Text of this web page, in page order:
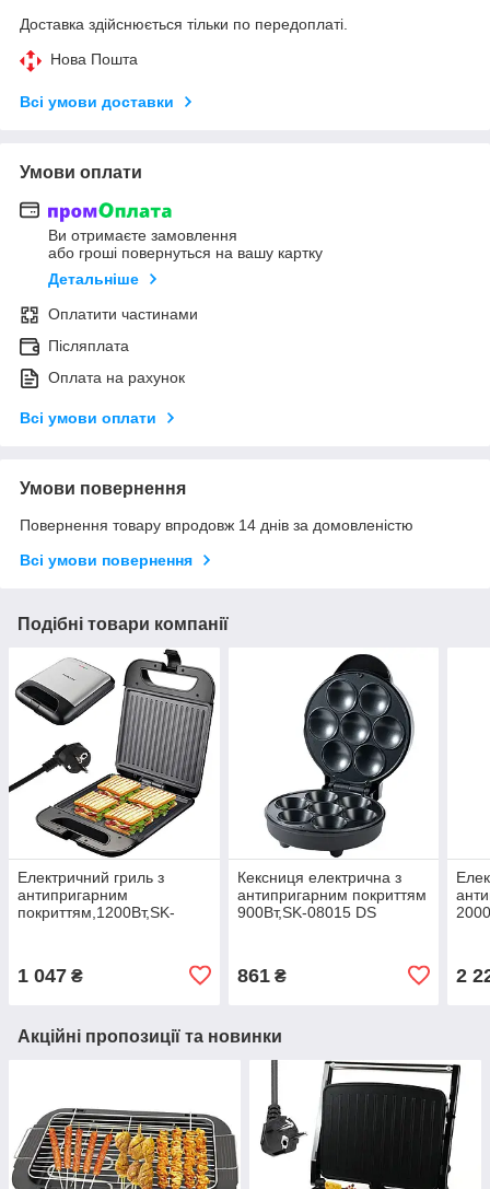
Доставка здійснюється тільки по передоплаті.
Нова Пошта
Всі умови доставки
Умови оплати
Ви отримаєте замовлення
або гроші повернуться на вашу картку
Детальніше
Оплатити частинами
Післяплата
Оплата на рахунок
Всі умови оплати
Умови повернення
Повернення товару впродовж 14 днів за домовленістю
Всі умови повернення
Подібні товари компанії
Електричний гриль з
антипригарним
покриттям,1200Вт,SK-
1 047 ₴
Кексниця електрична з
антипригарним покриттям
900Вт,SK-08015 DS
861₴ 2
Акційні пропозиції та новинки